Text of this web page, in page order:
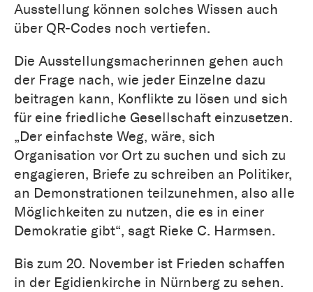
Ausstellung können solches Wissen auch
über QR-Codes noch vertiefen.
Die Ausstellungsmacherinnen gehen auch
der Frage nach, wie jeder Einzelne dazu
beitragen kann, Konflikte zu lösen und sich
für eine friedliche Gesellschaft einzusetzen.
„Der einfachste Weg, wäre, sich
Organisation vor Ort zu suchen und sich zu
engagieren, Briefe zu schreiben an Politiker,
an Demonstrationen teilzunehmen, also alle
Möglichkeiten zu nutzen, die es in einer
Demokratie gibt“, sagt Rieke C. Harmsen.
Bis zum 20. November ist Frieden schaffen
in der Egidienkirche in Nürnberg zu sehen.